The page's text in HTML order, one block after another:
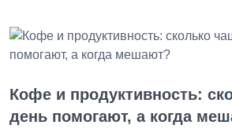
Кофе и продуктивность:
день помогают, а когда